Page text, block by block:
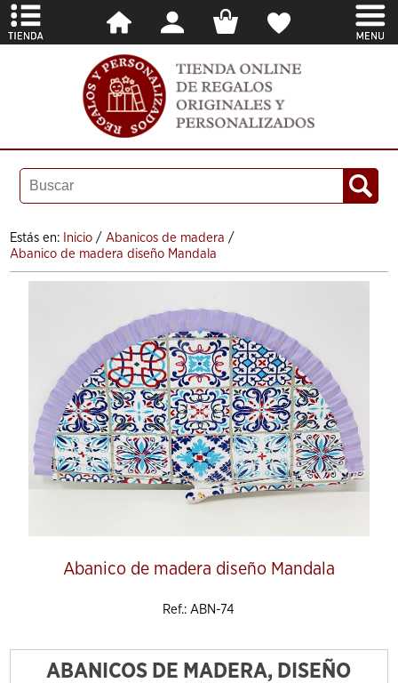
Estás en: Inicio / Abanicos de madera /
Abanico de madera diseño Mandala
Abanico de madera diseño Mandala
Ref.: ABN-74
ABANICOS DE MADERA, DISEÑO